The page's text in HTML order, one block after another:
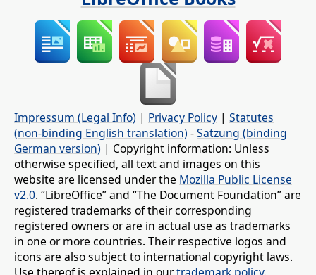
Impressum (Legal Info) | Privacy Policy | Statutes
(non-binding English translation) -Satzung (binding
German version) | Copyright information: Unless
otherwise specified, all text and images on this
website are licensed under the Mozilla Public License
v2.0. “LibreOffice” and “The Document Foundation” are
registered trademarks of their corresponding
registered owners or are in actual use as trademarks
in one or more countries. Their respective logos and
icons are also subject to international copyright laws.